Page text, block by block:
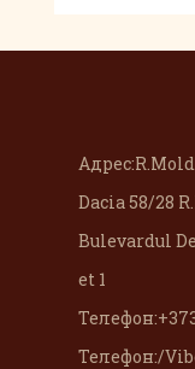
Адрес:
Dacia 58/28
Bulevardul
et 1
Телефон:
Телефон:/